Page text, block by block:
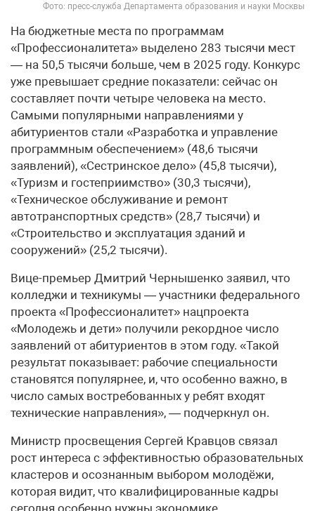
Фото: пресс-служба Департамента образования и науки Москвы
На бюджетные места по программам
«Профессионалитета» выделено 283 тысячи мест
— на 50,5 тысячи больше, чем в 2025 году. Конкурс
уже превышает средние показатели: сейчас он
составляет почти четыре человека на место.
Самыми популярными направлениями у
абитуриентов стали «Разработка и управление
программным обеспечением» (48,6 тысячи
заявлений), «Сестринское дело» (45,8 тысячи),
«Туризм и гостеприимство» (30,3 тысячи),
«Техническое обслуживание и ремонт
автотранспортных средств» (28,7 тысячи) и
«Строительство и эксплуатация зданий и
сооружений» (25,2 тысячи).
Вице-премьер Дмитрий Чернышенко заявил, что
колледжи и техникумы — участники федерального
проекта «Профессионалитет» нацпроекта
«Молодежь и дети» получили рекордное число
заявлений от абитуриентов в этом году. «Такой
результат показывает: рабочие специальности
становятся популярнее, и, что особенно важно, в
число самых востребованных у ребят входят
технические направления», — подчеркнул он.
Министр просвещения Сергей Кравцов связал
рост интереса с эффективностью образовательных
кластеров и осознанным выбором молодёжи,
которая видит, что квалифицированные кадры
сегодня особенно нужны экономике.